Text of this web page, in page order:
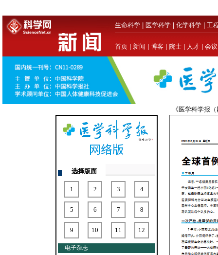
生命科学 医学科学 化学科学 工
首页 新闻 博客 院士 人才 会议
《医学科学
选择版面
1 2 3 4
5 6 7 8
9 10 11 12
电子杂志